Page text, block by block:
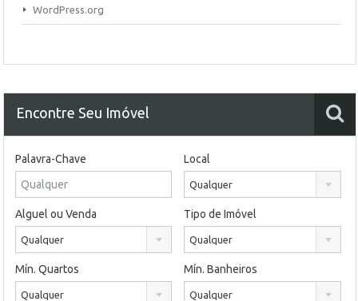
WordPress.org
Encontre Seu Imóvel
Palavra-Chave Local
Qualquer
Alguel ou Venda
Qualquer
Tipo de Imóvel
Qualquer
Mín. Quartos
Qualquer
Mín. Banheiros
Qualquer